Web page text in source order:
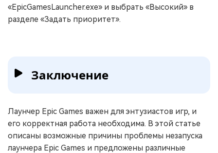
«EpicGamesLauncher.exe» и выбрать «Высокий» в
разделе «Задать приоритет».
Заключение
Лаунчер Epic Games важен для энтузиастов игр, и
его корректная работа необходима. В этой статье
описаны возможные причины проблемы незапуска
лаунчера Epic Games и предложены различные